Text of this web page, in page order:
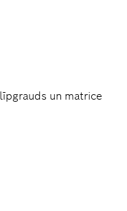
un matrice